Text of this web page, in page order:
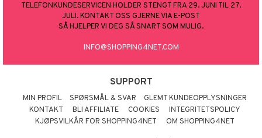
TELEFONKUNDESERVICEN HOLDER STENGT FRA 29. JUNI TIL 27.
JULI. KONTAKT OSS GJERNE VIA E-POST
SÅ HJELPER VI DEG SÅ SNART SOM MULIG.
INFO@SHOPPING4NET.COM
SUPPORT
MIN PROFIL SPØRSMÅL & SVAR
GLEMT KUNDEOPPLYSNINGER
KONTAKT
BLI AFFILIATE COOKIES
INTEGRITETSPOLICY
KJØPSVILKÅR FOR SHOPPING4NET
OM SHOPPING4NET